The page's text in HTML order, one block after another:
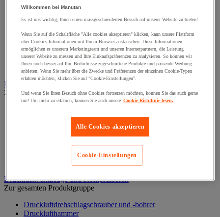
Spitzen, Nägel und Heftklammern
Tür-, Fenster- und Möbelgriff
Türbänder und-Türangeln
Unterlegscheiben
Verbindungsstück, Einlage, Feder und Gewindeeinsatz
Vibrationsschutz
Zubehör für Türen, Fenster und Tore
Beleuchtung
Zur gesamten Produktgruppe
Innen- und Außenbeleuchtung
Druckluftwerkzeuge und Kompressoren
Zur gesamten Produktgruppe
Druckluftdrehschlagschrauber und -bohrer
Drucklufthammer
Willkommen bei Manutan
Es ist uns wichtig, Ihnen einen massgeschneiderten Besuch auf unserer Website zu bieten!
Wenn Sie auf die Schaltfläche "Alle cookies akzeptieren" klicken, kann unsere Plattform
über Cookies Informationen mit Ihrem Browser austauschen. Diese Informationen
ermöglichen es unserem Marketingteam und unseren Internetpartnern, die Leistung
unserer Website zu messen und Ihre Einkaufspräferenzen zu analysieren. So können wir
Ihnen noch besser auf Ihre Bedürfnisse zugeschnittene Produkte und passende Werbung
anbieten. Wenn Sie mehr über die Zwecke und Präferenzen der einzelnen Cookie-Typen
erfahren möchten, klicken Sie auf "Cookie-Einstellungen".
Und wenn Sie Ihren Besuch ohne Cookies fortsetzen möchten, können Sie das auch gerne
tun! Um mehr zu erfahren, können Sie auch unsere Cookie-Richtlinie lesen.
Alle Cookies akzeptieren
Cookie-Einstellungen